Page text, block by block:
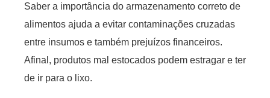
Saber a importância do armazenamento correto de
alimentos ajuda a evitar contaminações cruzadas
entre insumos e também prejuízos financeiros.
Afinal, produtos mal estocados podem estragar e ter
de ir para o lixo.